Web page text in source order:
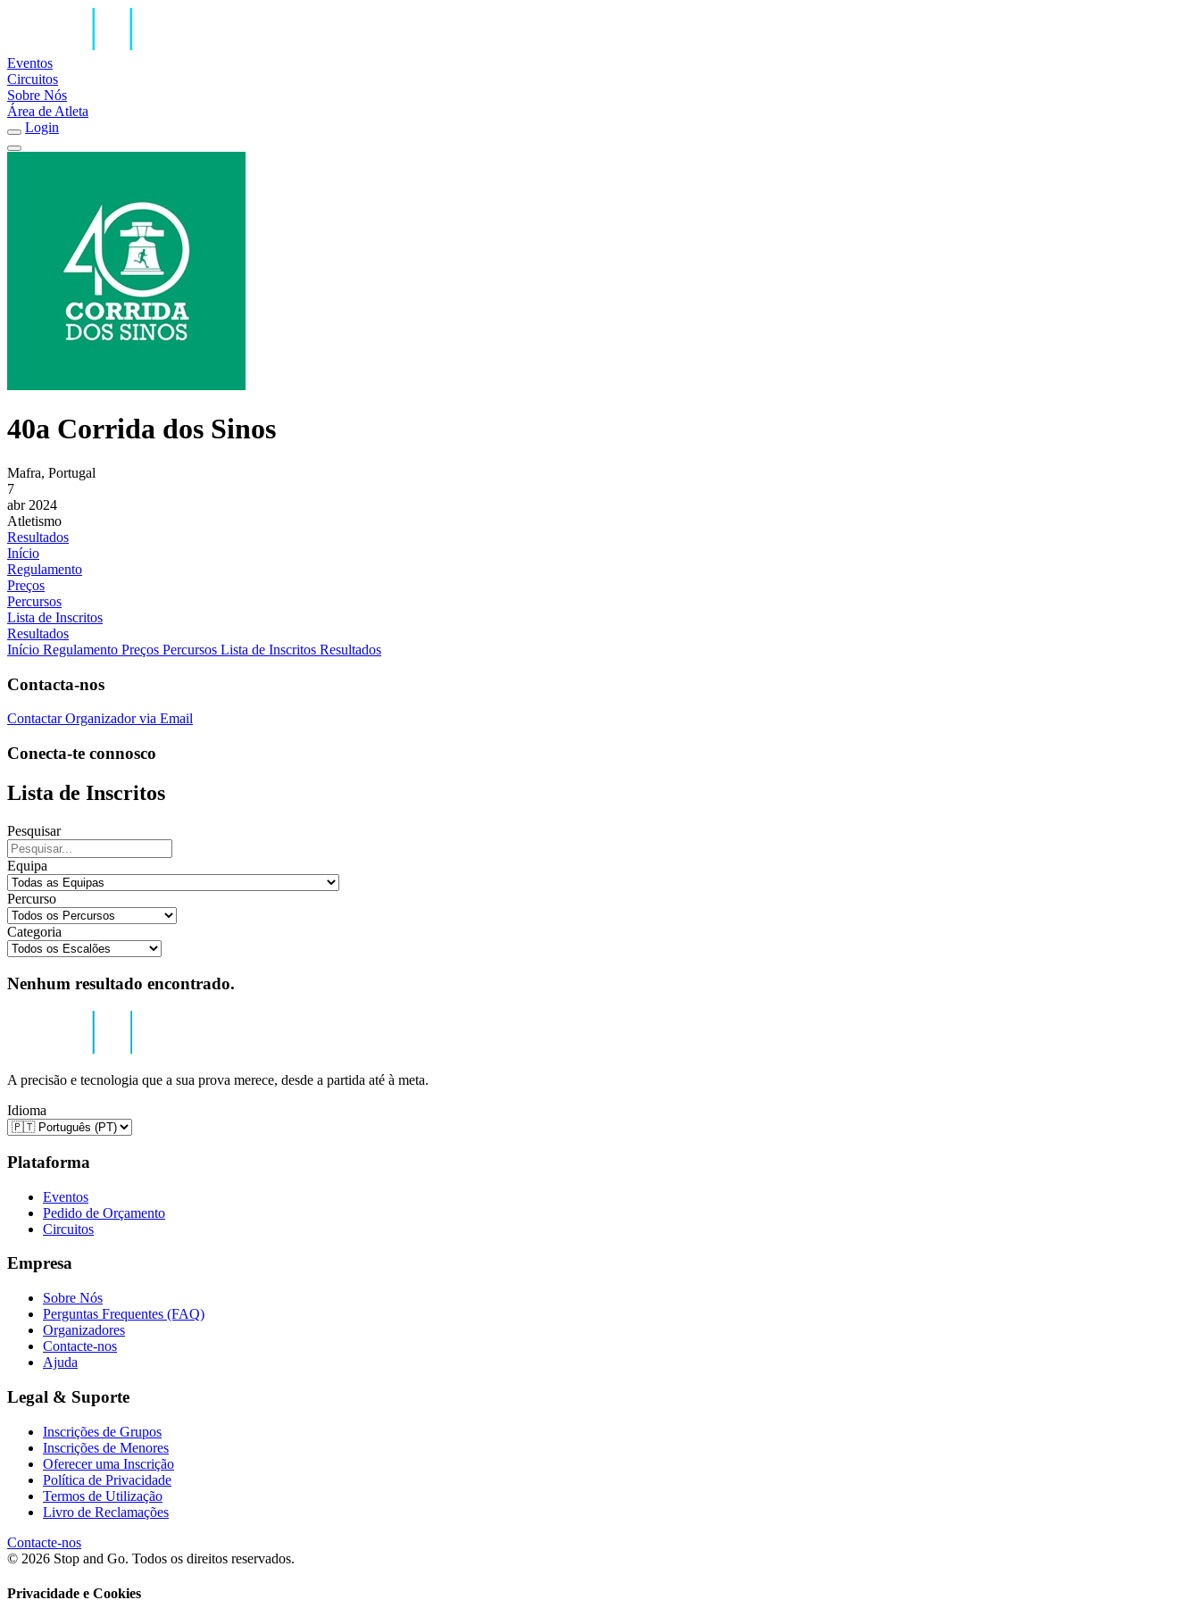
Eventos
Circuitos
Sobre Nós
Área de Atleta
Login
40a Corrida dos Sinos
Mafra, Portugal
7
abr 2024
Atletismo
Resultados
Início
Regulamento
Preços
Percursos
Lista de Inscritos
Resultados
Início Regulamento Preços Percursos Lista de Inscritos Resultados
Contacta-nos
Contactar Organizador via Email
Conecta-te connosco
Lista de Inscritos
Pesquisar
Equipa
Percurso
Categoria
Nenhum resultado encontrado.
A precisão e tecnologia que a sua prova merece, desde a partida até à meta.
Idioma
Plataforma
Eventos
Pedido de Orçamento
Circuitos
Empresa
Sobre Nós
Perguntas Frequentes (FAQ)
Organizadores
Contacte-nos
Ajuda
Legal & Suporte
Inscrições de Grupos
Inscrições de Menores
Oferecer uma Inscrição
Política de Privacidade
Termos de Utilização
Livro de Reclamações
Contacte-nos
© 2026 Stop and Go. Todos os direitos reservados.
Privacidade e Cookies